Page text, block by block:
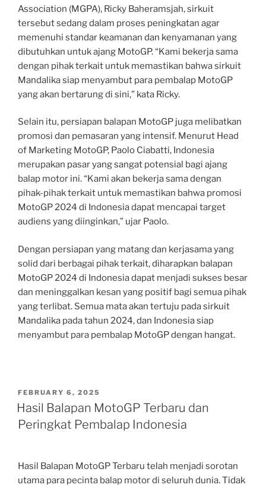
Association (MGPA), Ricky Baheramsjah, sirkuit
tersebut sedang dalam proses peningkatan agar
memenuhi standar keamanan dan kenyamanan yang
dibutuhkan untuk ajang MotoGP. “Kami bekerja sama
dengan pihak terkait untuk memastikan bahwa sirkuit
Mandalika siap menyambut para pembalap MotoGP
yang akan bertarung di sini,” kata Ricky.
Selain itu, persiapan balapan MotoGP juga melibatkan
promosi dan pemasaran yang intensif. Menurut Head
of Marketing MotoGP, Paolo Ciabatti, Indonesia
merupakan pasar yang sangat potensial bagi ajang
balap motor ini. “Kami akan bekerja sama dengan
pihak-pihak terkait untuk memastikan bahwa promosi
MotoGP 2024 di Indonesia dapat mencapai target
audiens yang diinginkan,” ujar Paolo.
Dengan persiapan yang matang dan kerjasama yang
solid dari berbagai pihak terkait, diharapkan balapan
MotoGP 2024 di Indonesia dapat menjadi sukses besar
dan meninggalkan kesan yang positif bagi semua pihak
yang terlibat. Semua mata akan tertuju pada sirkuit
Mandalika pada tahun 2024, dan Indonesia siap
menyambut para pembalap MotoGP dengan hangat.
POSTED
ON
FEBRUARY 6, 2025
Hasil Balapan MotoGP Terbaru dan
Peringkat Pembalap Indonesia
Hasil Balapan MotoGP Terbaru telah menjadi sorotan
utama para pecinta balap motor di seluruh dunia. Tidak